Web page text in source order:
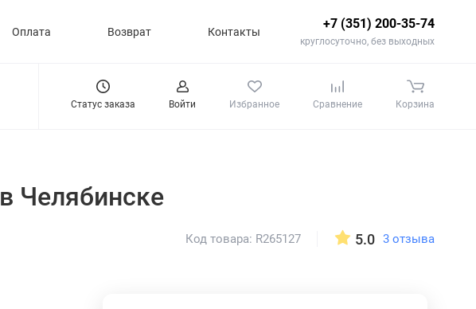
Оплата Возврат Контакты
+7 (351) 200-35-74
круглосуточно, без выходных
Статус заказа Войти Избранное Сравнение Корзина
в Челябинске
Код товара: R265127 5.0 3 отзыва